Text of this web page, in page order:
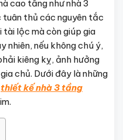
cao tầng như nhà 3
tuân thủ các nguyên tắc
lộc mà còn giúp gia
nhiên, nếu không chú ý,
kiêng kỵ, ảnh hưởng
chủ. Dưới đây là những
thiết kế nhà 3 tầng